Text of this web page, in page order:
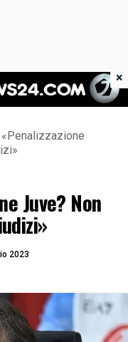
24
«Penalizzazione
Juve? Non
2023
×